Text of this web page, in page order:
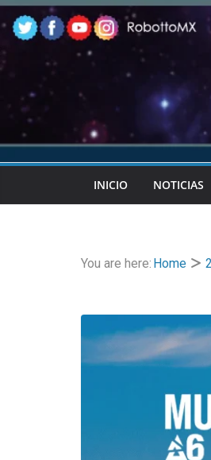
Skip
to
content
INICIO NOTICIAS
You are here: Home